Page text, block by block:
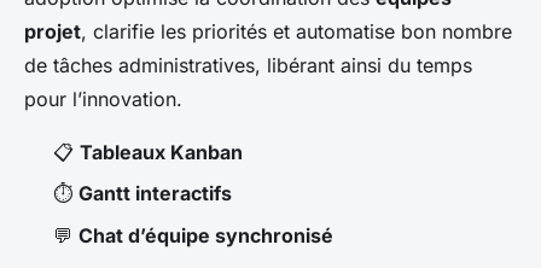
projet, clarifie les priorités et automatise bon nombre
de tâches administratives, libérant ainsi du temps
pour l’innovation.
📋 Tableaux Kanban
⏱️ Gantt interactifs
💬 Chat d’équipe synchronisé